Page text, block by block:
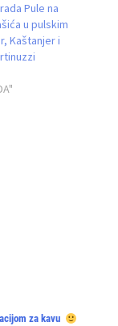
Pule na
u pulskim
Kaštanjer i
za kavu